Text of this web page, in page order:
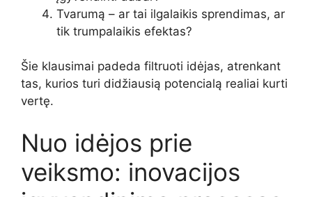
Tvarumą – ar tai ilgalaikis sprendimas, ar
tik trumpalaikis efektas?
Šie klausimai padeda filtruoti idėjas, atrenkant
tas, kurios turi didžiausią potencialą realiai kurti
vertę.
Nuo idėjos prie
veiksmo: inovacijos